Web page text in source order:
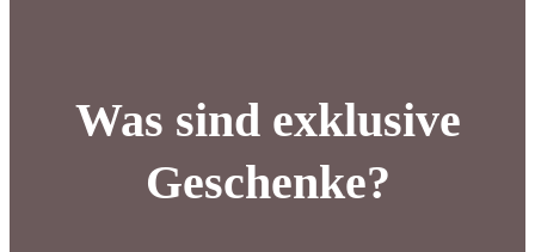
Was sind exklusive
Geschenke?